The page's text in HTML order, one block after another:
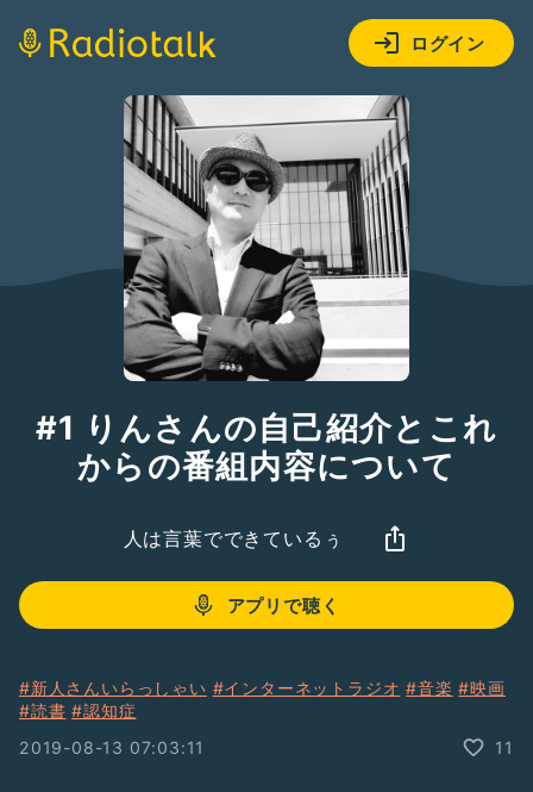
ログイン
#1 りんさんの自己紹介とこれ
からの番組内容について
人は言葉でできているぅ
アプリで聴く
#新人さんいらっしゃい #インターネットラジオ #音楽 #映画
#読書 #認知症
2019-08-13 07:03:11
11